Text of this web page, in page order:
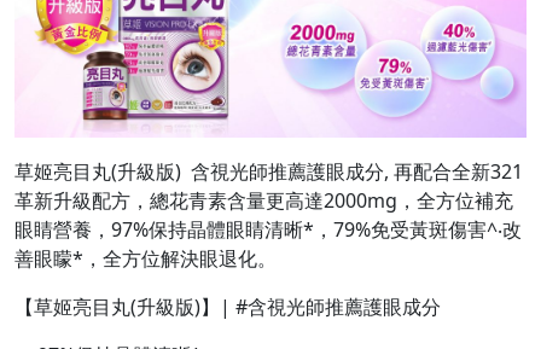
草姬亮目丸(升級版) 含視光師推薦護眼成分, 再配合全新321
革新升級配方，總花青素含量更高達2000mg，全方位補充
眼睛營養，97%保持晶體眼睛清晰*，79%免受黃斑傷害^‧改
善眼矇*，全方位解決眼退化。
【草姬亮目丸(升級版)】| #含視光師推薦護眼成分